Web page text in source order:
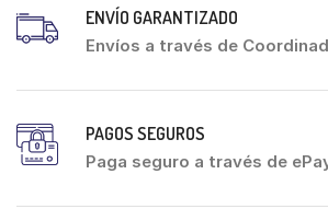
ENVÍO GARANTIZADO
Envíos a través de
PAGOS SEGUROS
Paga seguro a través de